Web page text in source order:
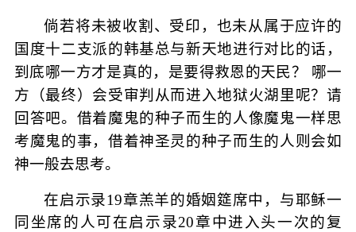
倘若将未被收割、受印，也未从属于应许的
国度十二支派的韩基总与新天地进行对比的话，
到底哪一方才是真的，是要得救恩的天民？ 哪一
方（最终）会受审判从而进入地狱火湖里呢？请
回答吧。借着魔鬼的种子而生的人像魔鬼一样思
考魔鬼的事，借着神圣灵的种子而生的人则会如
神一般去思考。
在启示录19章羔羊的婚姻筵席中，与耶稣一
同坐席的人可在启示录20章中进入头一次的复